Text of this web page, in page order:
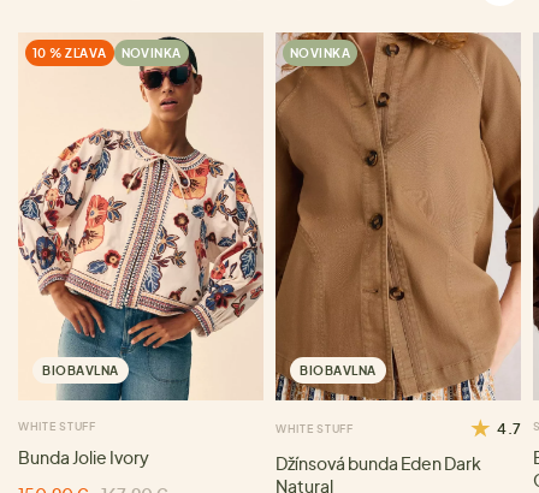
10 % ZĽAVA NOVINKA
BIOBAVLNA
WHITE STUFF
Bunda Jolie Ivory
NOVINKA
BIOBAVLNA
WHITE STUFF 4.7
Džínsová bunda Eden Dark
Natural